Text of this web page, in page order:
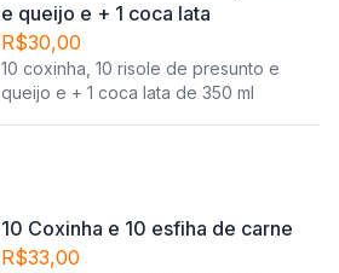
e queijo e + 1 coca lata
R$30,00
10 coxinha, 10 risole de presunto e
queijo e + 1 coca lata de 350 ml
10 Coxinha e 10 esfiha de carne
R$33,00